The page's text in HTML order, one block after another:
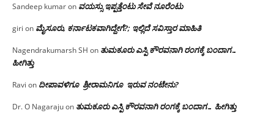
Sandeep kumaron ವಯಸ್ಸು ಇಪ್ಪತ್ತೆಂಟು ಸೇವೆ ನೂರೆಂಟು
giri on ಮೈಸೂರು, ಕರ್ನಾಟಕವಾಗಿದ್ದೇಗೆ?; ಇಲ್ಲಿದೆ ಸವಿಸ್ತಾರ ಮಾಹಿತಿ
Nagendrakumarsh SH on ತುಮಕೂರು ಎಸ್ಪಿ ಕೌರವನಾಗಿ ರಂಗಕ್ಕೆ ಬಂದಾಗ…
ಹೀಗಿತ್ತು
Ravi on ದೀಪಾವಳಿಗೂ ಶ್ರೀರಾಮನಿಗೂ ಇರುವ ನಂಟೇನು?
Dr. O Nagarajuon ತುಮಕೂರು ಎಸ್ಪಿ ಕೌರವನಾಗಿ ರಂಗಕ್ಕೆ ಬಂದಾಗ… ಹೀಗಿತ್ತು